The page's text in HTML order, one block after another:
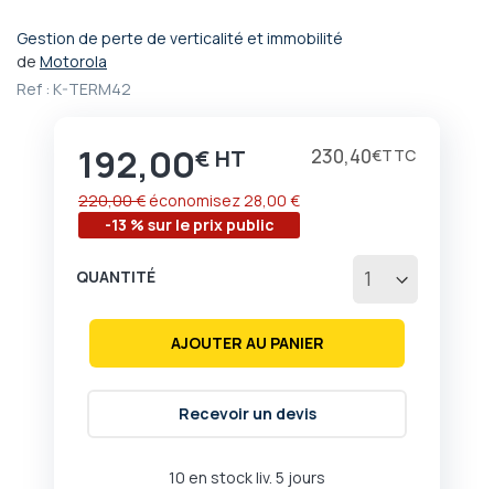
Gestion de perte de verticalité et immobilité
de Motorola
Ref : K-TERM42
Prix
192,00€ 230,40€
-13 % sur le prix public
220,00 € économisez28,00 €
10 en stock liv. 5 jours
QUANTITÉ
AJOUTER AU PANIER
Recevoir un devis
Passer
au
début